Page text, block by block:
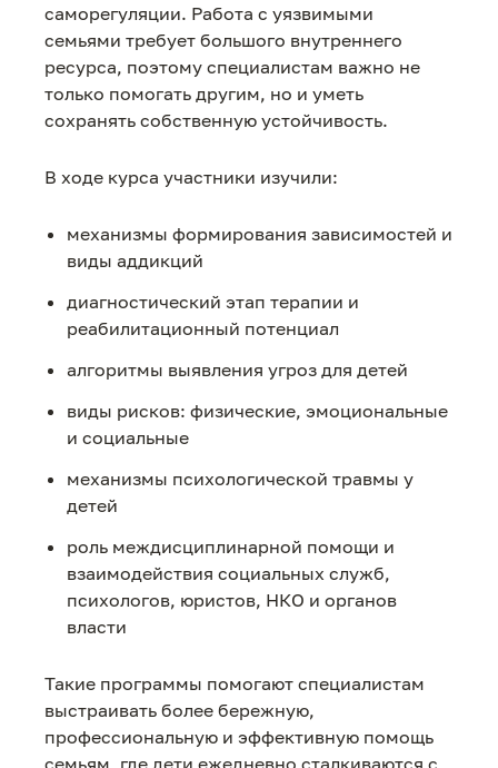
саморегуляции. Работа с уязвимыми
семьями требует большого внутреннего
ресурса, поэтому специалистам важно не
только помогать другим, но и уметь
сохранять собственную устойчивость.
В ходе курса участники изучили:
механизмы формирования зависимостей и
виды аддикций
диагностический этап терапии и
реабилитационный потенциал
алгоритмы выявления угроз для детей
виды рисков: физические, эмоциональные
и социальные
механизмы психологической травмы у
детей
роль междисциплинарной помощи и
взаимодействия социальных служб,
психологов, юристов, НКО и органов
власти
Такие программы помогают специалистам
выстраивать более бережную,
профессиональную и эффективную помощь